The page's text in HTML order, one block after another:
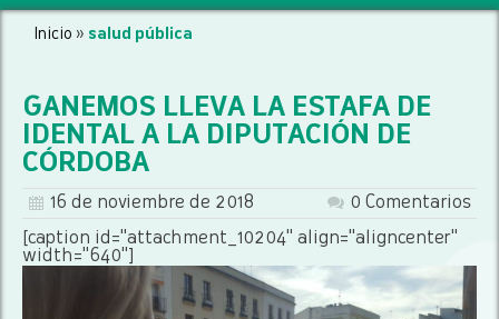
Inicio » salud pública
GANEMOS LLEVA LA ESTAFA DE
IDENTAL A LA DIPUTACIÓN DE
CÓRDOBA
16 de noviembre de 2018
0 Comentarios
[caption id="attachment_10204" align="aligncenter"
width="640"]